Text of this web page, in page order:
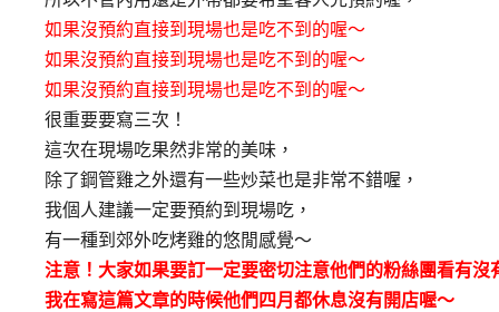
如果沒預約直接到現場也是吃不到的喔～
如果沒預約直接到現場也是吃不到的喔～
如果沒預約直接到現場也是吃不到的喔～
很重要要寫三次！
這次在現場吃果然非常的美味，
除了鋼管雞之外還有一些炒菜也是非常不錯喔，
我個人建議一定要預約到現場吃，
有一種到郊外吃烤雞的悠閒感覺～
注意！大家如果要訂一定要密切注意他們的粉絲團看有沒
我在寫這篇文章的時候他們四月都休息沒有開店喔～